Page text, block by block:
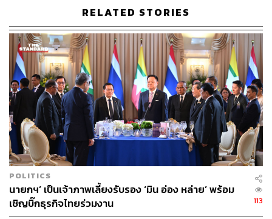
แสนล้านบาท และคาดว่าจะเติบโตทะลุ 9.6 พันล้านดอลลาร์
สหรัฐ หรือ 2.9 แสนล้านบาทในปี 2023
ช่วง 9 เดือนแรกของปี 2019 Sabeco มีรายได้รวม 28.3 ล้าน
ล้านดองเวียดนาม (VND) ประมาณ 3.68 หมื่นล้านบาท เพิ่ม
ขึ้น 10% เมื่อเทียบกับช่วงเดียวกันของปีก่อน แต่กำไรก่อนหัก
ภาษีลดลง 7% เหลือ 4.2 ล้านล้านดองเวียดนาม (VND) หรือ
5.47 พันล้านบาท
ทั้งนี้นอกเหนือจากไทยเบฟฯ แล้ว Sabeco ซึ่งปัจจุบันมีมูลค่า
บริษัทอยู่ที่ 6.4 พันล้านดอลลาร์สหรัฐ หรือ 1.93 แสนล้าน
บาท ยังถูกถือหุ้นโดยกระทรวงอุตสาหกรรมและการค้าของ
เวียดนาม ซึ่งเหลือหุ้นที่ถืออยู่ 36% ภายหลังขายให้ไทยเบฟฯ
และ Heineken ที่ได้ลดสัดส่วนถือหุ้นเหลือ 4.3% จากก่อน
หน้านี้ที่ถือหุ้นมากกว่า 5%
RELATED STORIES
POLITICS
นายกฯ’ เป็นเจ้าภาพเลี้ยงรับรอง ‘มิน อ่อง หล่าย’ พร้อม
เชิญบิ๊กธุรกิจไทยร่วมงาน
113